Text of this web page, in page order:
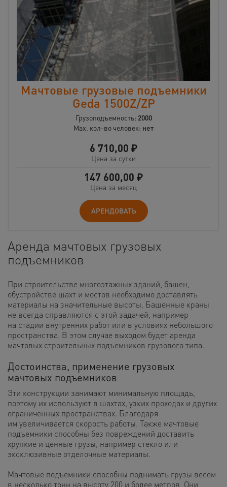
Мачтовые грузовые подъемники
Geda 1500Z/ZP
Грузоподъемность: 2000
Max. кол-во человек: нет
6 710,00 ₽
Цена за сутки
147 600,00 ₽
Цена за месяц
АРЕНДОВАТЬ
Аренда мачтовых грузовых
подъемников
При строительстве многоэтажных зданий, башен,
обустройстве шахт и мостов необходимо доставлять
материалы на значительные высоты. Башенные краны
не всегда справляются с этой задачей, например
на стадии внутренних работ или в условиях небольшого
пространства. В этом случае выходом будет аренда
мачтовых строительных подъемников грузового типа.
Достоинства, применение грузовых
мачтовых подъемников
Эти конструкции занимают минимальную площадь,
поэтому их используют в шахтах, узких проходах и других
ограниченных пространствах. Благодаря
им увеличивается скорость работы. Также мачтовые
подъемники способны без повреждений доставить
хрупкие и ценные грузы, например стекло или
эксклюзивные отделочные материалы.
Мачтовые подъемники способны поднимать грузы весом
в несколько тонн на высоту 200 и более метров. Они